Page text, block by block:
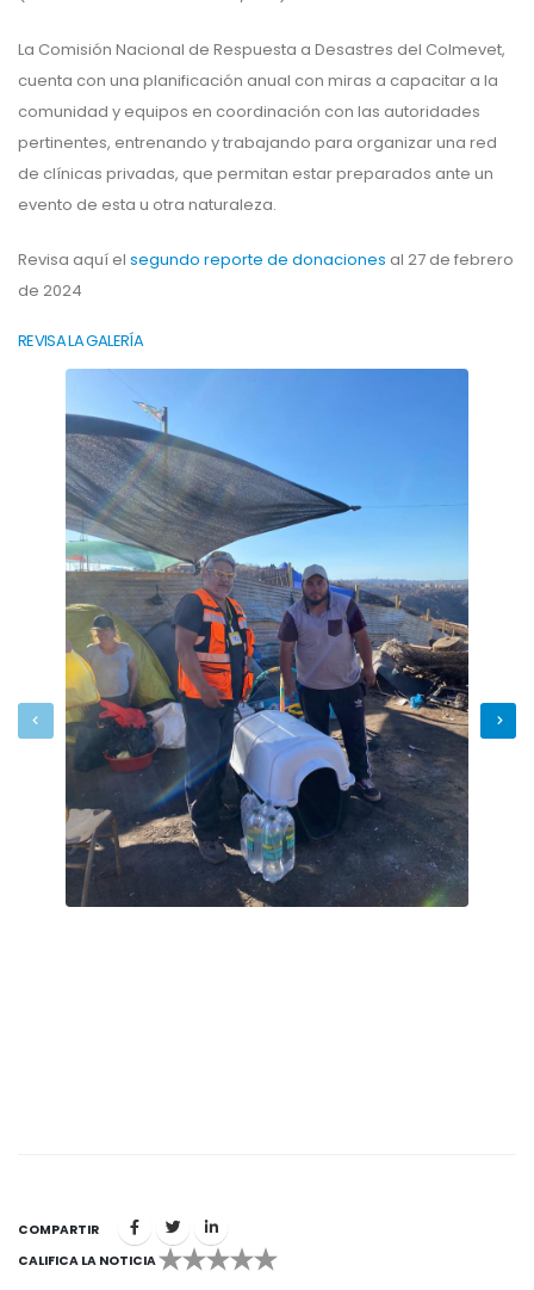
La Comisión Nacional de Respuesta a Desastres del Colmevet,
cuenta con una planificación anual con miras a capacitar a la
comunidad y equipos en coordinación con las autoridades
pertinentes, entrenando y trabajando para organizar una red
de clínicas privadas, que permitan estar preparados ante un
evento de esta u otra naturaleza.
Revisa aquí el segundo reporte de donaciones al 27 de febrero
de 2024
REVISA LA GALERÍA
COMPARTIR
CALIFICA LA NOTICIA
1 2 3 4 5